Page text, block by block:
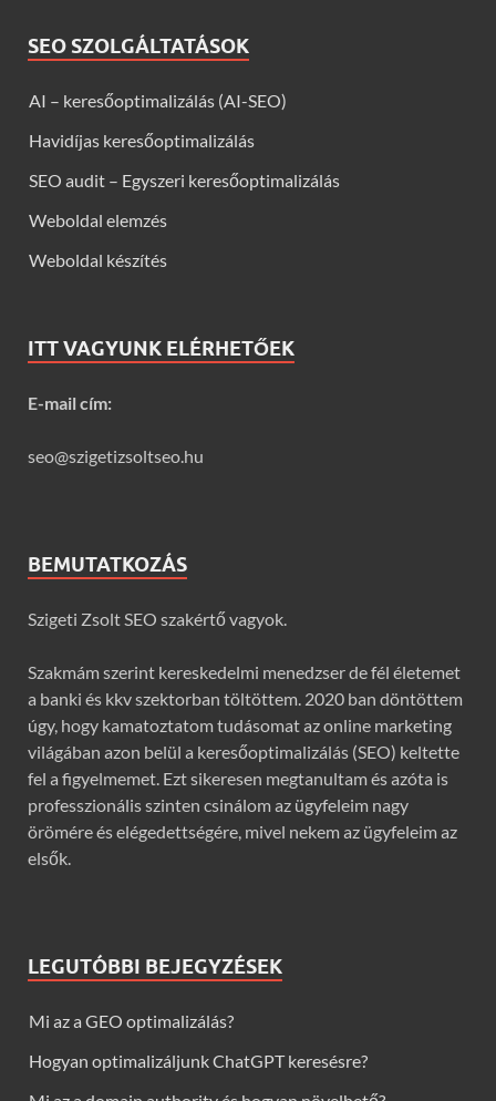
SEO SZOLGÁLTATÁSOK
AI – keresőoptimalizálás (AI-SEO)
Havidíjas keresőoptimalizálás
SEO audit – Egyszeri keresőoptimalizálás
Weboldal elemzés
Weboldal készítés
ITT VAGYUNK ELÉRHETŐEK
E-mail cím:
seo@szigetizsoltseo.hu
BEMUTATKOZÁS
Szigeti Zsolt SEO szakértő vagyok.
Szakmám szerint kereskedelmi menedzser de fél életemet
a banki és kkv szektorban töltöttem. 2020 ban döntöttem
úgy, hogy kamatoztatom tudásomat az online marketing
világában azon belül a keresőoptimalizálás (SEO) keltette
fel a figyelmemet. Ezt sikeresen megtanultam és azóta is
professzionális szinten csinálom az ügyfeleim nagy
örömére és elégedettségére, mivel nekem az ügyfeleim az
elsők.
LEGUTÓBBI BEJEGYZÉSEK
Mi az a GEO optimalizálás?
Hogyan optimalizáljunk ChatGPT keresésre?